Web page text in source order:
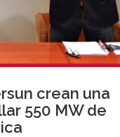
crean una
550 MW de